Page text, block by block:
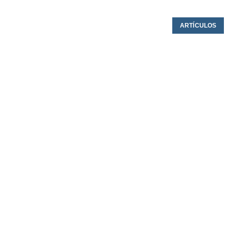
ARTÍCULOS